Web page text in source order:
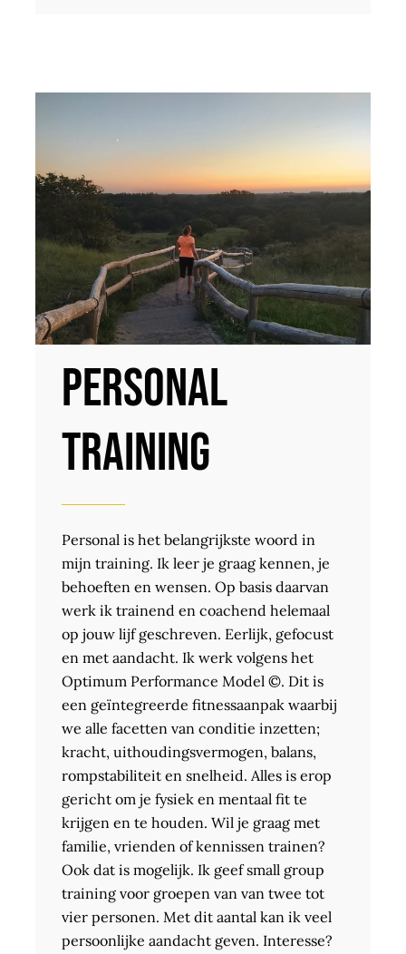
Personal
training
Personal is het belangrijkste woord in
mijn training. Ik leer je graag kennen, je
behoeften en wensen. Op basis daarvan
werk ik trainend en coachend helemaal
op jouw lijf geschreven. Eerlijk, gefocust
en met aandacht. Ik werk volgens het
Optimum Performance Model ©. Dit is
een geïntegreerde fitnessaanpak waarbij
we alle facetten van conditie inzetten;
kracht, uithoudingsvermogen, balans,
rompstabiliteit en snelheid. Alles is erop
gericht om je fysiek en mentaal fit te
krijgen en te houden. Wil je graag met
familie, vrienden of kennissen trainen?
Ook dat is mogelijk. Ik geef small group
training voor groepen van van twee tot
vier personen. Met dit aantal kan ik veel
persoonlijke aandacht geven. Interesse?